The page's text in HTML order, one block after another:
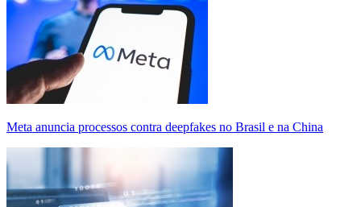
Meta anuncia processos contra deepfakes no Brasil e na China